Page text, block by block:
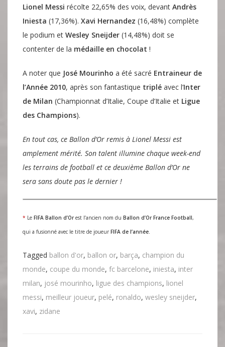
Lionel Messi récolte 22,65% des voix, devant Andrès
Iniesta (17,36%). Xavi Hernandez (16,48%) complète
le podium et Wesley Sneijder (14,48%) doit se
contenter de la médaille en chocolat !
A noter que José Mourinho a été sacré Entraineur de
l’Année 2010, après son fantastique triplé avec l’Inter
de Milan (Championnat d’Italie, Coupe d’Italie et Ligue
des Champions).
En tout cas, ce Ballon d’Or remis à Lionel Messi est
amplement mérité. Son talent illumine chaque week-end
les terrains de football et ce deuxième Ballon d’Or ne
sera sans doute pas le dernier !
* Le FIFA Ballon d’Orest l’ancien nom du Ballon d’Or France Football,
qui a fusionné avec le titre de joueur FIFA de l’année.
Tagged ballon d'or, ballon or, barça, champion du
monde, coupe du monde, fc barcelone, iniesta, inter
milan, josé mourinho, ligue des champions, lionel
messi, meilleur joueur, pelé, ronaldo, wesley sneijder,
xavi, zidane